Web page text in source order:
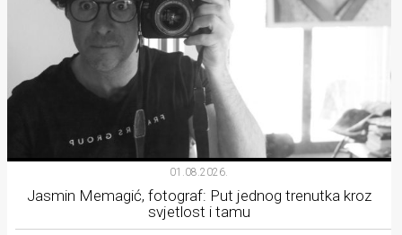
01.08.2026.
Jasmin Memagić, fotograf: Put jednog trenutka kroz
svjetlost i tamu